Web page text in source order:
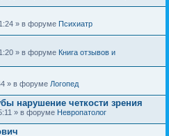
» в форуме Психиатр
» в форуме Книга отзывов и
» в форуме Логопед
нарушение четкости зрения
» в форуме Невропатолог